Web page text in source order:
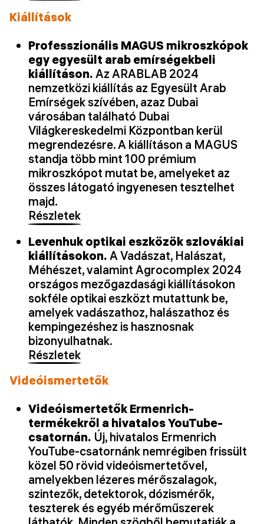
Kiállítások
Professzionális MAGUS mikroszkópok
egy egyesült arab emírségekbeli
kiállításon. Az ARABLAB 2024
nemzetközi kiállítás az Egyesült Arab
Emírségek szívében, azaz Dubai
városában található Dubai
Világkereskedelmi Központban kerül
megrendezésre. A kiállításon a MAGUS
standja több mint 100 prémium
mikroszkópot mutat be, amelyeket az
összes látogató ingyenesen tesztelhet
majd.
Részletek
Levenhuk optikai eszközök szlovákiai
kiállításokon. A Vadászat, Halászat,
Méhészet, valamint Agrocomplex 2024
országos mezőgazdasági kiállításokon
sokféle optikai eszközt mutattunk be,
amelyek vadászathoz, halászathoz és
kempingezéshez is hasznosnak
bizonyulhatnak.
Részletek
Videóismertetők
Videóismertetők Ermenrich-
termékekről a hivatalos YouTube-
csatornán. Új, hivatalos Ermenrich
YouTube-csatornánk nemrégiben frissült
közel 50 rövid videóismertetővel,
amelyekben lézeres mérőszalagok,
szintezők, detektorok, dózismérők,
teszterek és egyéb mérőműszerek